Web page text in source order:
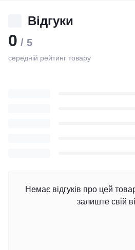
Відгуки
0 / 5
середній рейтинг товару
Немає відгуків про цей
залиште свій